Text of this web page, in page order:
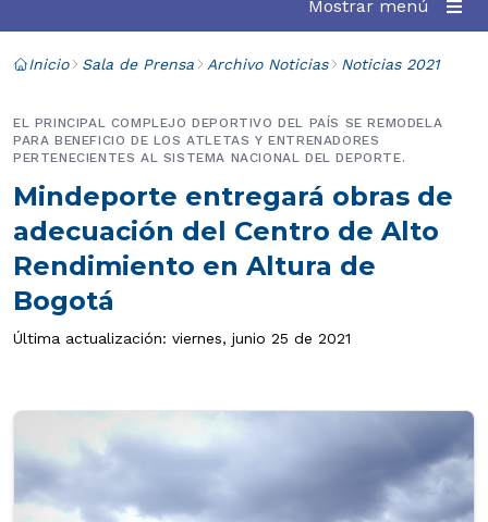
Mostrar menú
Inicio Sala de Prensa Archivo Noticias Noticias 2021
Mindeporte entregará obras de
adecuación del Centro de Alto
Rendimiento en Altura de
Bogotá
EL PRINCIPAL COMPLEJO DEPORTIVO DEL PAÍS SE REMODELA
PARA BENEFICIO DE LOS ATLETAS Y ENTRENADORES
PERTENECIENTES AL SISTEMA NACIONAL DEL DEPORTE.
Última actualización: viernes, junio 25 de 2021